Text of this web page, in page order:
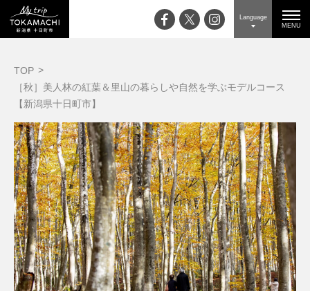
Language
MENU
TOP
［秋］美人林の紅葉＆里山の暮らしや自然を学ぶモデルコース
【新潟県十日町市】